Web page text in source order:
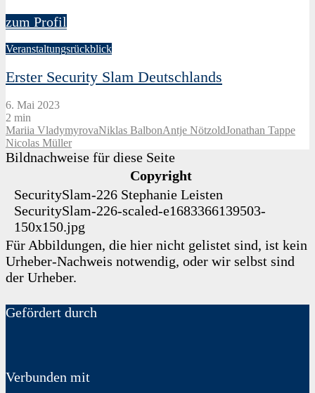
zum Profil
Veranstaltungsrückblick
Erster Security Slam Deutschlands
6. Mai 2023
2 min
Mariia VladymyrovaNiklas BalbonAntje NötzoldJonathan Tappe
Nicolas Müller
Bildnachweise für diese Seite
Copyright
SecuritySlam-226 Stephanie Leisten
SecuritySlam-226-scaled-e1683366139503-
150x150.jpg
Für Abbildungen, die hier nicht gelistet sind, ist kein
Urheber-Nachweis notwendig, oder wir selbst sind
der Urheber.
Gefördert durch
Verbunden mit